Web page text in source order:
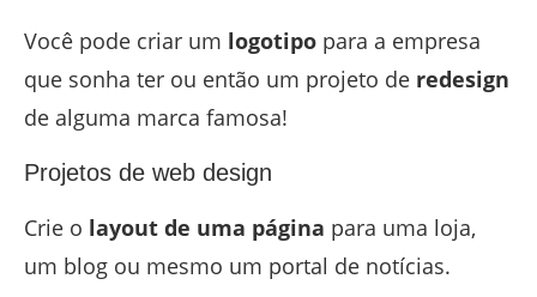
Você pode criar um logotipo para a empresa
que sonha ter ou então um projeto de redesign
de alguma marca famosa!
Projetos de web design
Crie o layout de uma página para uma loja,
um blog ou mesmo um portal de notícias.